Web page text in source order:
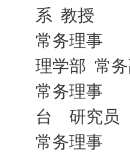
系 教授
常务理事
理学部 常
常务理事
台 研究员
常务理事